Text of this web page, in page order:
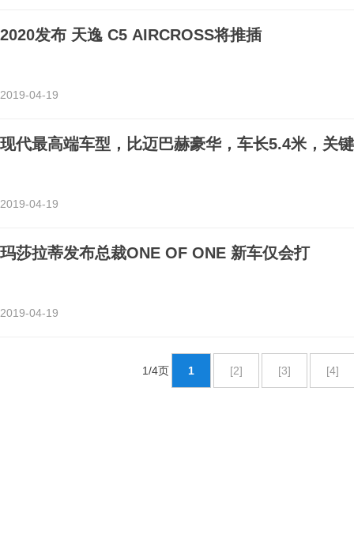
2020发布 天逸 C5 AIRCROSS将推插
2019-04-19
现代最高端车型，比迈巴赫豪华，车长5.4米，关键
2019-04-19
玛莎拉蒂发布总裁ONE OF ONE 新车仅会打
2019-04-19
1/4页 1 [2] [3] [4]